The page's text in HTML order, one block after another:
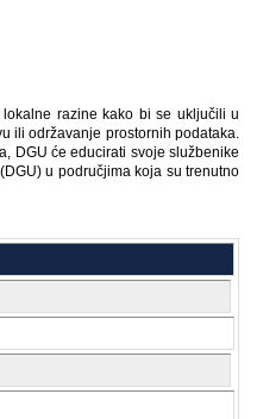
razine kako bi se uključili u
ili održavanje prostornih podataka.
DGU će educirati svoje službenike
u područjima koja su trenutno